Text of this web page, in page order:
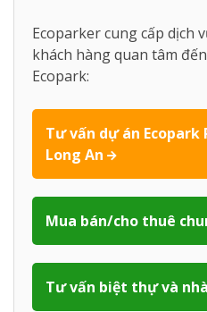
Ecoparker cung cấp dịch
khách hàng quan tâm đến
Ecopark:
Tư vấn dự án Ecopark
Long An
Mua bán/cho thuê
Tư vấn biệt thự và